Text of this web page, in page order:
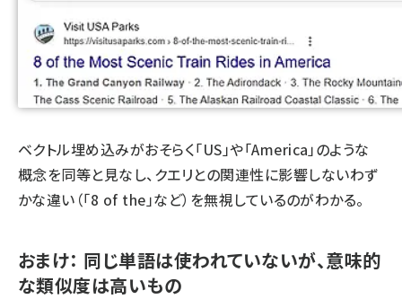
ベクトル埋め込みがおそらく「US」や「America」のような
概念を同等と見なし、クエリとの関連性に影響しないわず
かな違い（「8 of the」など）を無視しているのがわかる。
おまけ： 同じ単語は使われていないが、意味的
な類似度は高いもの